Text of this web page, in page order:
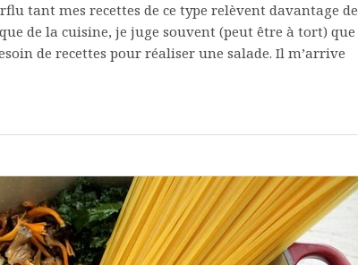
tant mes recettes de ce type relèvent davantage de
de la cuisine, je juge souvent (peut être à tort) que
de recettes pour réaliser une salade. Il m’arrive